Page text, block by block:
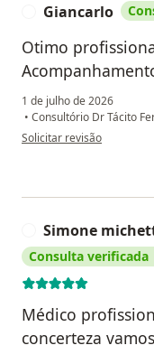
Giancarlo
Otimo
1 de julho de 2026
• Consultório Dr Tácito
na opinião do utilizador
Solicitar revisão
Simone
Consulta verificada
Médico
concerteza